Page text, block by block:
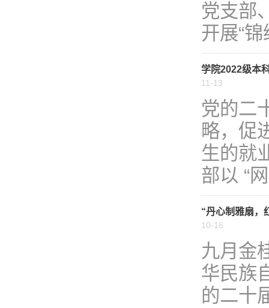
党支部
开展“
学院2022级本
11-13
党的二
略，促
生的就
部以 “
“丹心制雅扇，
10-16
九月金
华民族
的二十